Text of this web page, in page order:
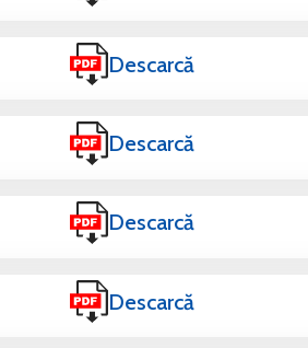
Descarcă
Descarcă
Descarcă
Descarcă